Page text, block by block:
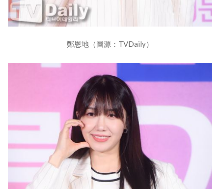
鄭恩地（圖源：TVDaily）